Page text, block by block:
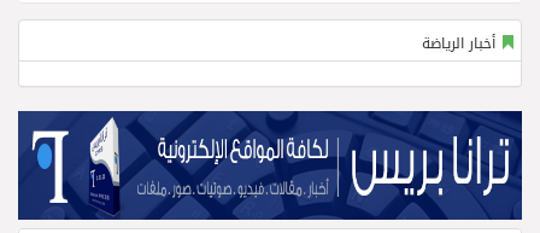
أخبار الرياضة